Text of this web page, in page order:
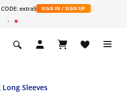
CODE: extra5 SIGN IN / SIGN UP
Sleeves